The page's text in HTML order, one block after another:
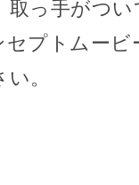
っ手がつ
プトムー
。